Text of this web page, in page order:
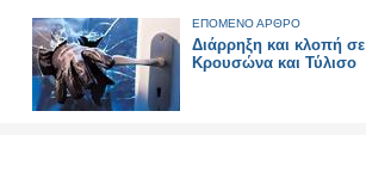
ΕΠΟΜΕΝΟ ΑΡΘΡΟ
Διάρρηξη και κλοπή σε
Κρουσώνα και Τύλισο